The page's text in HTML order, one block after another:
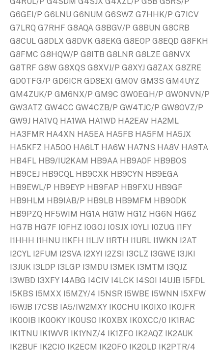
G6GEI/P G6LNU G6NUM G6SWZ G7HHK/P G7ICV
G7LRQ G7RHF G8AQA G8BGV/P G8BUN G8CRB
G8CUL G8DLX G8DVK G8EKG G8EOP G8EQD G8FKH
G8FMC G8HQW/P G8ITB G8LNR G8LZE G8NVX
G8TRF G8W G8XQS G8XVJ/P G8XYJ G8ZAX G8ZRE
GD0TFG/P GD6ICR GD8EXI GM0V GM3S GM4UYZ
GM4ZUK/P GM6NX/P GM9C GW0EGH/P GW0NVN/P
GW3ATZ GW4CC GW4CZB/P GW4TJC/P GW8OVZ/P
GW9J HA1VQ HA1WA HA1WD HA2EAV HA2ML
HA3FMR HA4XN HA5EA HA5FB HA5FM HA5JX
HA5KFZ HA5OO HA6LT HA6W HA7NS HA8V HA9TA
HB4FL HB9/IU2KAM HB9AA HB9AOF HB9BOS
HB9CEJ HB9CQL HB9CXK HB9CYN HB9EGA
HB9EWL/P HB9EYP HB9FAP HB9FXU HB9GF
HB9HLM HB9IAB/P HB9LB HB9MFM HB9ODK
HB9PZQ HF5WIM HG1A HG1W HG1Z HG6N HG6Z
HG7B HG7F I0FHZ I0GOJ I0SJX I0YLI I0ZUG I1FY
I1HHH I1HNU I1KFH I1LJV I1RTH I1URL I1WKN I2AT
I2CYL I2FUM I2SVA I2XYI I2ZSI I3CLZ I3GWE I3JKI
I3JUK I3LDP I3LGP I3MDU I3MEK I3MTM I3QJZ
I3WBD I3XFY I4ABG I4CIV I4LCK I4SOI I4UJB I5FDL
I5KBS I5MXX I5MZY/4 I5NSR I5WBE I5WNN I5XFW
I6WJB I7CSB IA5/IW2MXY IK0CHU IK0IXO IK0JFR
IK0OIB IK0OKY IK0USO IK0XBX IK0XCC/0 IK1RAC
IK1TNU IK1WVR IK1YNZ/4 IK1ZFO IK2AQZ IK2AUK
IK2BUF IK2CIO IK2ECM IK2OFO IK2OLD IK2PTR/4